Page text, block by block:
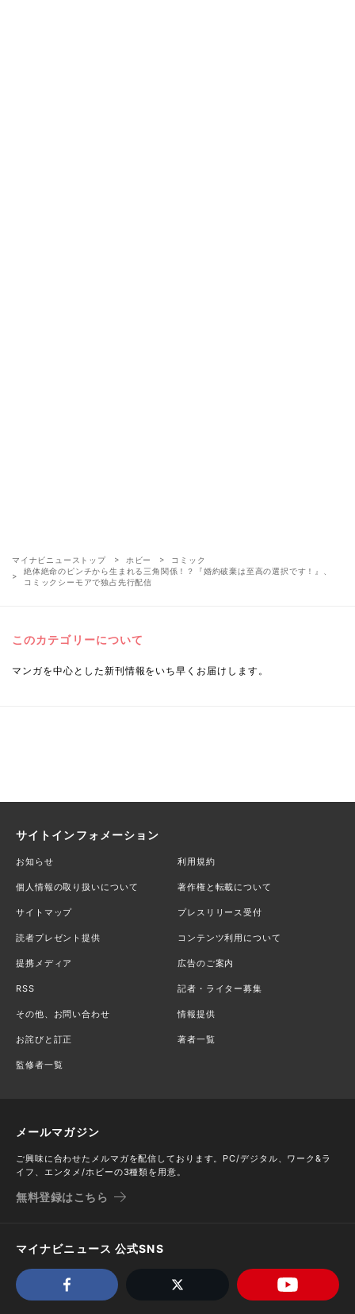
マイナビニューストップ ホビー
コミック
絶体絶命のピンチから生まれる三角関係！？『婚約破棄は至高の選択です！』、
コミックシーモアで独占先行配信
このカテゴリーについて
マンガを中心とした新刊情報をいち早くお届けします。
サイトインフォメーション
お知らせ 利用規約
個人情報の取り扱いについて 著作権と転載について
サイトマップ プレスリリース受付
読者プレゼント提供 コンテンツ利用について
提携メディア 広告のご案内
RSS 記者・ライター募集
その他、お問い合わせ 情報提供
お詫びと訂正 著者一覧
監修者一覧
メールマガジン
ご興味に合わせたメルマガを配信しております。PC/デジタル、ワーク&ラ
イフ、エンタメ/ホビーの3種類を用意。
無料登録はこちら
マイナビニュース 公式SNS